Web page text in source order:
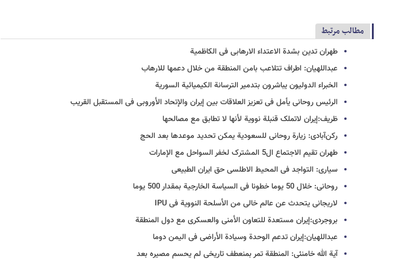
مطالب مرتبط
طهران تدین بشدة الاعتداء الارهابی فی الکاظمیة
عبداللهیان: اطراف تتلاعب بامن المنطقة من خلال دعمها للارهاب
الخبراء الدولیون یباشرون بتدمیر الترسانة الکیمیائیة السوریة
الرئیس روحانی یأمل فی تعزیز العلاقات بین إیران والإتحاد الأوروبی فی المستقبل القریب
ظریف:إیران لاتملک قنبلة نوویة لأنها لا تطابق مع مصالحها
رکن‌آبادی: زیارة روحانی للسعودیة یمکن تحدید موعدها بعد الحج
طهران تقیم الاجتماع ال5 المشترک لخفر السواحل مع الإمارات
سیاری: التواجد فی المحیط الاطلسی حق ایران الطبیعی
روحانی: خلال 50 یوما خطونا فی السیاسة الخارجیة بمقدار 500 یوما
لاریجانی یتحدث عن عالم خالی من الأسلحة النوویة فی IPU
بروجردی:إیران مستعدة للتعاون الأمنی والعسکری مع دول المنطقة
عبداللهیان:إیران تدعم الوحدة وسیادة الأراضی فی الیمن دوما
آیة الله خامنئی: المنطقة تمر بمنعطف تاریخی لم یحسم مصیره بعد